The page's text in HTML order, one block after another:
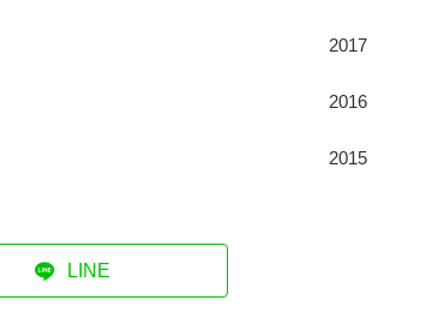
LINE
2017
2016
2015